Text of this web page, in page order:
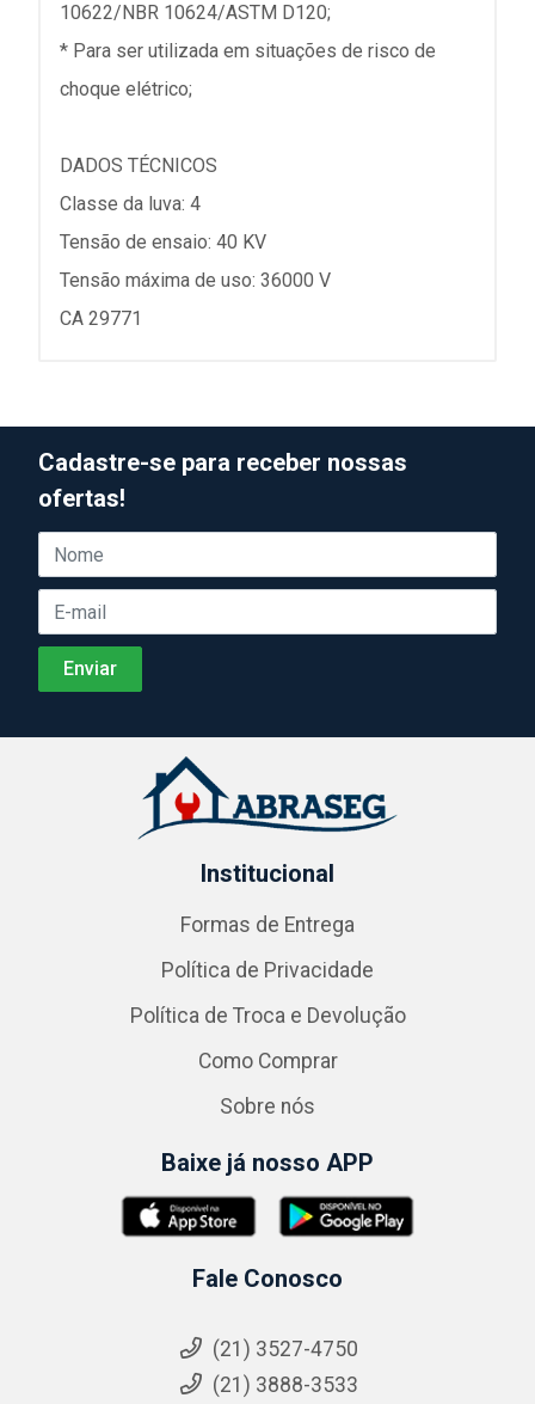
10622/NBR 10624/ASTM D120;
* Para ser utilizada em situações de risco de
choque elétrico;
DADOS TÉCNICOS
Classe da luva: 4
Tensão de ensaio: 40 KV
Tensão máxima de uso: 36000 V
CA 29771
Cadastre-se para receber nossas
ofertas!
Institucional
Formas de Entrega
Política de Privacidade
Política de Troca e Devolução
Como Comprar
Sobre nós
Baixe já nosso APP
Fale Conosco
(21) 3527-4750
(21) 3888-3533